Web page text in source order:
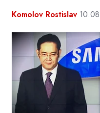
Komolov Rostislav